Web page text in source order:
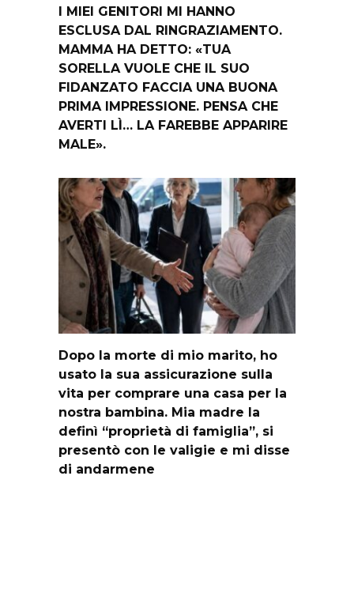
I MIEI GENITORI MI HANNO
ESCLUSA DAL RINGRAZIAMENTO.
MAMMA HA DETTO: «TUA
SORELLA VUOLE CHE IL SUO
FIDANZATO FACCIA UNA BUONA
PRIMA IMPRESSIONE. PENSA CHE
AVERTI LÌ… LA FAREBBE APPARIRE
MALE».
Dopo la morte di mio marito, ho
usato la sua assicurazione sulla
vita per comprare una casa per la
nostra bambina. Mia madre la
definì “proprietà di famiglia”, si
presentò con le valigie e mi disse
di andarmene